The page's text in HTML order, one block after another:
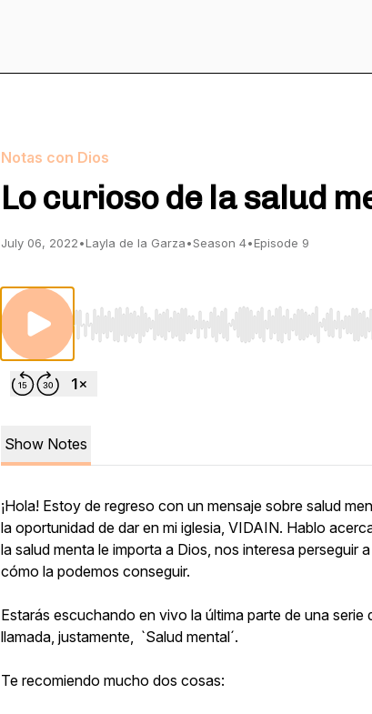
Notas con Dios
Lo curioso de la salud
July 06, 2022•Layla de la Garza•Season 4•Episode 9
Use Left/Right to seek, Home/End to jump
Show Notes
¡Hola! Estoy de regreso con un mensaje sobre salud
la oportunidad de dar en mi iglesia, VIDAIN. Hablo
la salud menta le importa a Dios, nos interesa perseguir
cómo la podemos conseguir.
Estarás escuchando en vivo la última parte de una serie
llamada, justamente, `Salud mental´.
Te recomiendo mucho dos cosas: